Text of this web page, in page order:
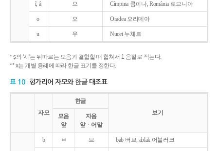
î, â 으 Cîmpina 큼피나, România 로므니아
o 오 Oradea 오라데아
u 우 Nucet 누체트
* ş의 '시'는 뒤따르는 모음과 결합할 때 합쳐서 1 음절로 적는다.
** x는 개별 용례에 따라 한글 표기를 정한다.
표 10 헝가리어 자모와 한글 대조표
자모
한글
보기
모음
앞
자음
앞ㆍ어말
b ㅂ 브 bab 버브, ablak 어블러크